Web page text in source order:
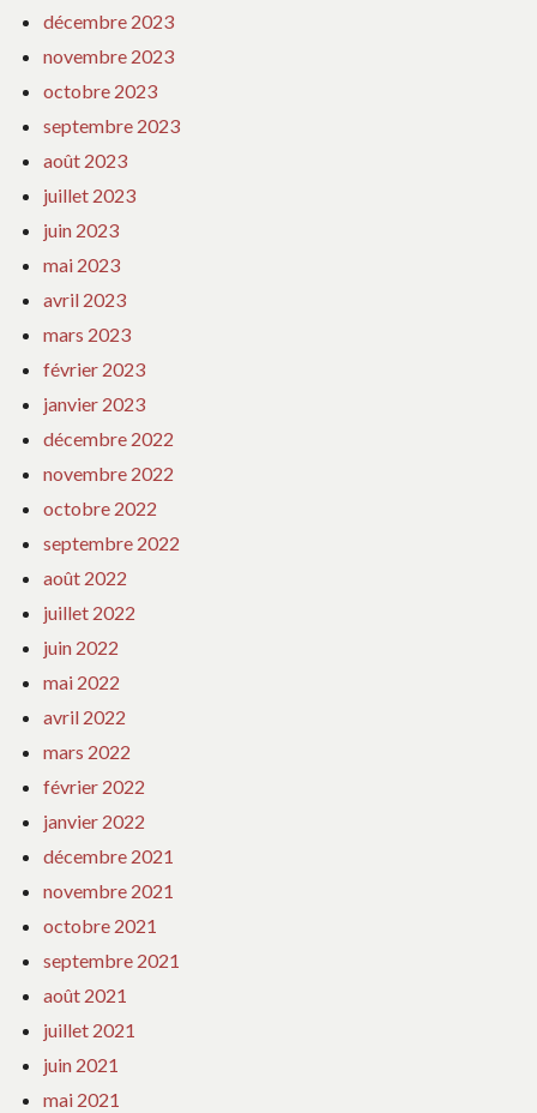
décembre 2023
novembre 2023
octobre 2023
septembre 2023
août 2023
juillet 2023
juin 2023
mai 2023
avril 2023
mars 2023
février 2023
janvier 2023
décembre 2022
novembre 2022
octobre 2022
septembre 2022
août 2022
juillet 2022
juin 2022
mai 2022
avril 2022
mars 2022
février 2022
janvier 2022
décembre 2021
novembre 2021
octobre 2021
septembre 2021
août 2021
juillet 2021
juin 2021
mai 2021